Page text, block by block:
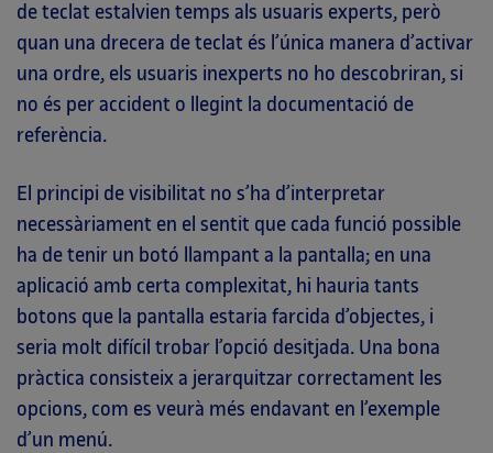
de teclat estalvien temps als usuaris experts, però
quan una drecera de teclat és l’única manera d’activar
una ordre, els usuaris inexperts no ho descobriran, si
no és per accident o llegint la documentació de
referència.
El principi de visibilitat no s’ha d’interpretar
necessàriament en el sentit que cada funció possible
ha de tenir un botó llampant a la pantalla; en una
aplicació amb certa complexitat, hi hauria tants
botons que la pantalla estaria farcida d’objectes, i
seria molt difícil trobar l’opció desitjada. Una bona
pràctica consisteix a jerarquitzar correctament les
opcions, com es veurà més endavant en l’exemple
d’un menú.